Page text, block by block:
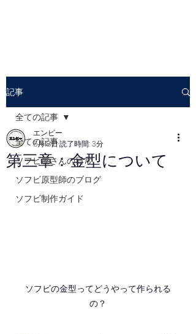
記事
全ての記事
ソフビ屋さんの日常
ソフビ原型師のブログ
ソフビ制作ガイド
全ての記事
第三章：金型について
エンビー
5月18日読了時間: 3分
ソフビの金型ってどうやって作られる
の？